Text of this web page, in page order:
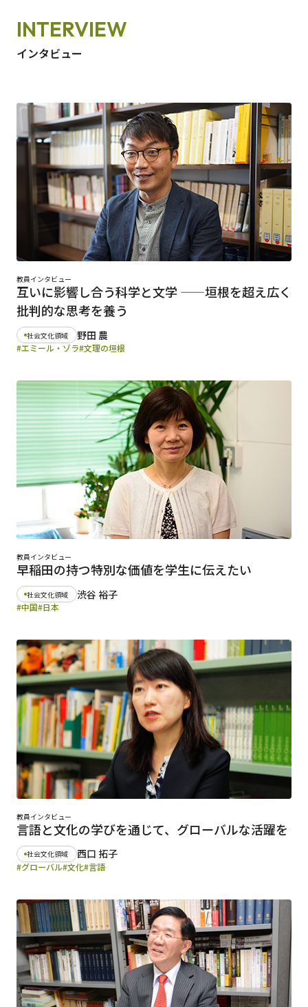
INTERVIEW
インタビュー
教員インタビュー
互いに影響し合う科学と文学 ——垣根を超え広く
批判的な思考を養う
社会文化領域 野田 農
#エミール・ゾラ#文理の垣根
教員インタビュー
早稲田の持つ特別な価値を学生に伝えたい
社会文化領域 渋谷 裕子
#中国#日本
教員インタビュー
言語と文化の学びを通じて、グローバルな活躍を
社会文化領域 西口 拓子
#グローバル#文化#言語